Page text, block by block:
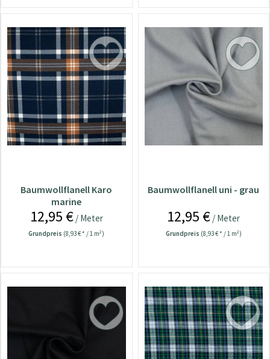
Baumwollflanell Karo
marine
12,95 €/ Meter
Grundpreis (8,93 € * / 1 m²)
Baumwollflanell uni - grau
12,95 € / Meter
Grundpreis (8,93 € * / 1 m²)